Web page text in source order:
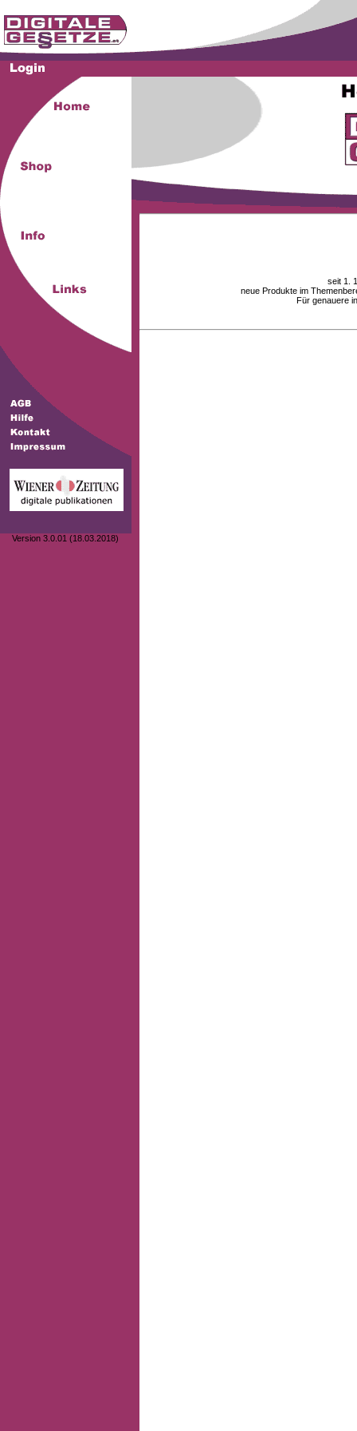
Version 3.0.01 (18.03.2018)
seit 1.
neue Produkte im
Für genauere